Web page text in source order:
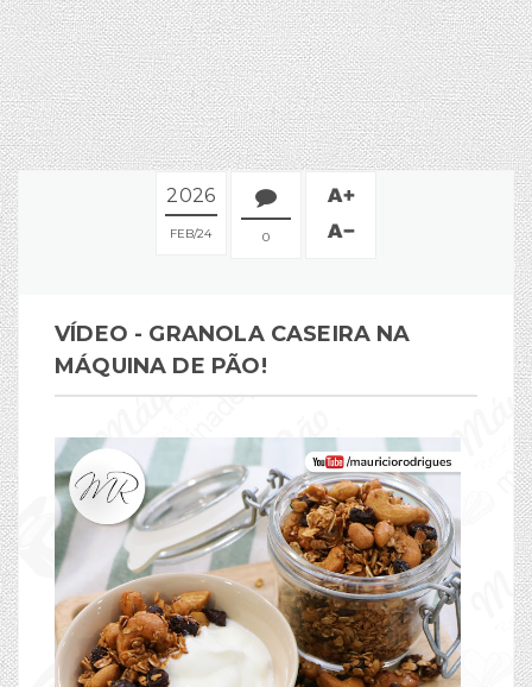
2026
FEB 24 0
VÍDEO - GRANOLA CASEIRA NA
MÁQUINA DE PÃO!